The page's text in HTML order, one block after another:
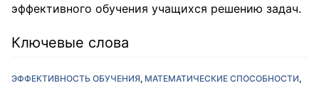
эффективного обучения учащихся решению задач.
Ключевые слова
ЭФФЕКТИВНОСТЬ ОБУЧЕНИЯ МАТЕМАТИЧЕСКИЕ СПОСОБНОСТИ